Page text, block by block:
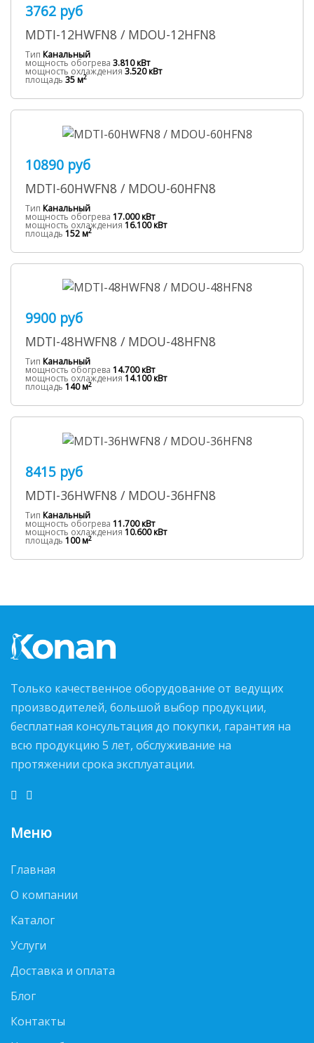
3762 руб
MDTI-12HWFN8 / MDOU-12HFN8
Тип Канальный
мощность обогрева 3.810 кВт
мощность охлаждения 3.520 кВт
площадь 35 м2
10890 руб
MDTI-60HWFN8 / MDOU-60HFN8
Тип Канальный
мощность обогрева 17.000 кВт
мощность охлаждения 16.100 кВт
площадь 152 м2
9900 руб
MDTI-48HWFN8 / MDOU-48HFN8
Тип Канальный
мощность обогрева 14.700 кВт
мощность охлаждения 14.100 кВт
площадь 140 м2
8415 руб
MDTI-36HWFN8 / MDOU-36HFN8
Тип Канальный
мощность обогрева 11.700 кВт
мощность охлаждения 10.600 кВт
площадь 100 м2
Только качественное оборудование от ведущих
производителей, большой выбор продукции,
бесплатная консультация до покупки, гарантия на
всю продукцию 5 лет, обслуживание на
протяжении срока эксплуатации.
Меню
Главная
О компании
Каталог
Услуги
Доставка и оплата
Блог
Контакты